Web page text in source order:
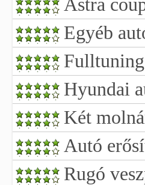
Astra
Egyéb
Hyundai
Két
Autó
Rugó